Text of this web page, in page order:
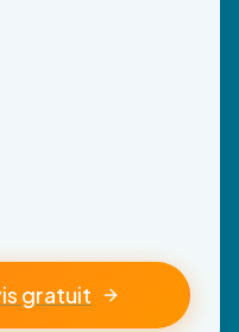
gratuit